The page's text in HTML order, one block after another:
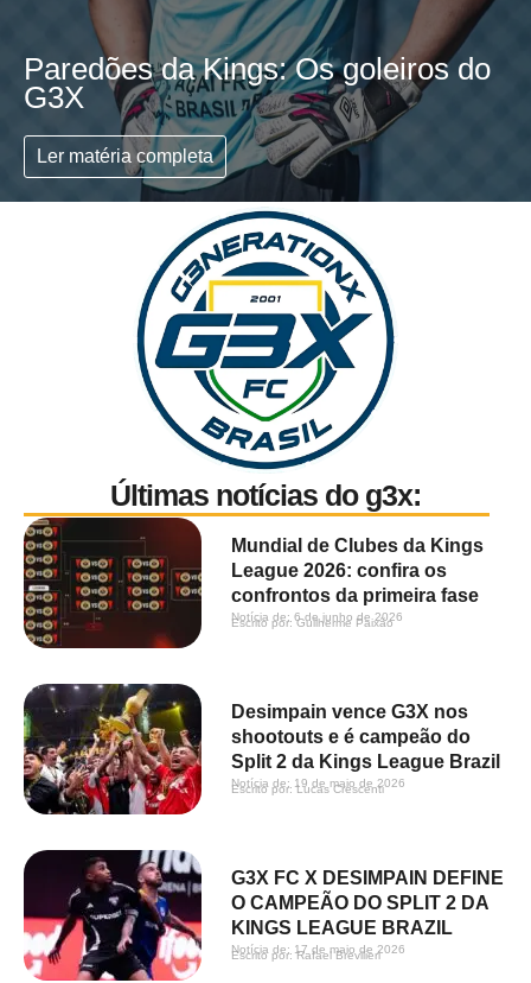
Paredões da Kings: Os goleiros do
G3X
Ler matéria completa
Últimas notícias do g3x:
Mundial de Clubes da Kings
League 2026: confira os
confrontos da primeira fase
Notícia de: 6 de junho de 2026
Escrito por: Guilherme Paixão
Desimpain vence G3X nos
shootouts e é campeão do
Split 2 da Kings League Brazil
Notícia de: 19 de maio de 2026
Escrito por: Lucas Crescenti
G3X FC X DESIMPAIN DEFINE
O CAMPEÃO DO SPLIT 2 DA
KINGS LEAGUE BRAZIL
Notícia de: 17 de maio de 2026
Escrito por: Rafael Brevilieri